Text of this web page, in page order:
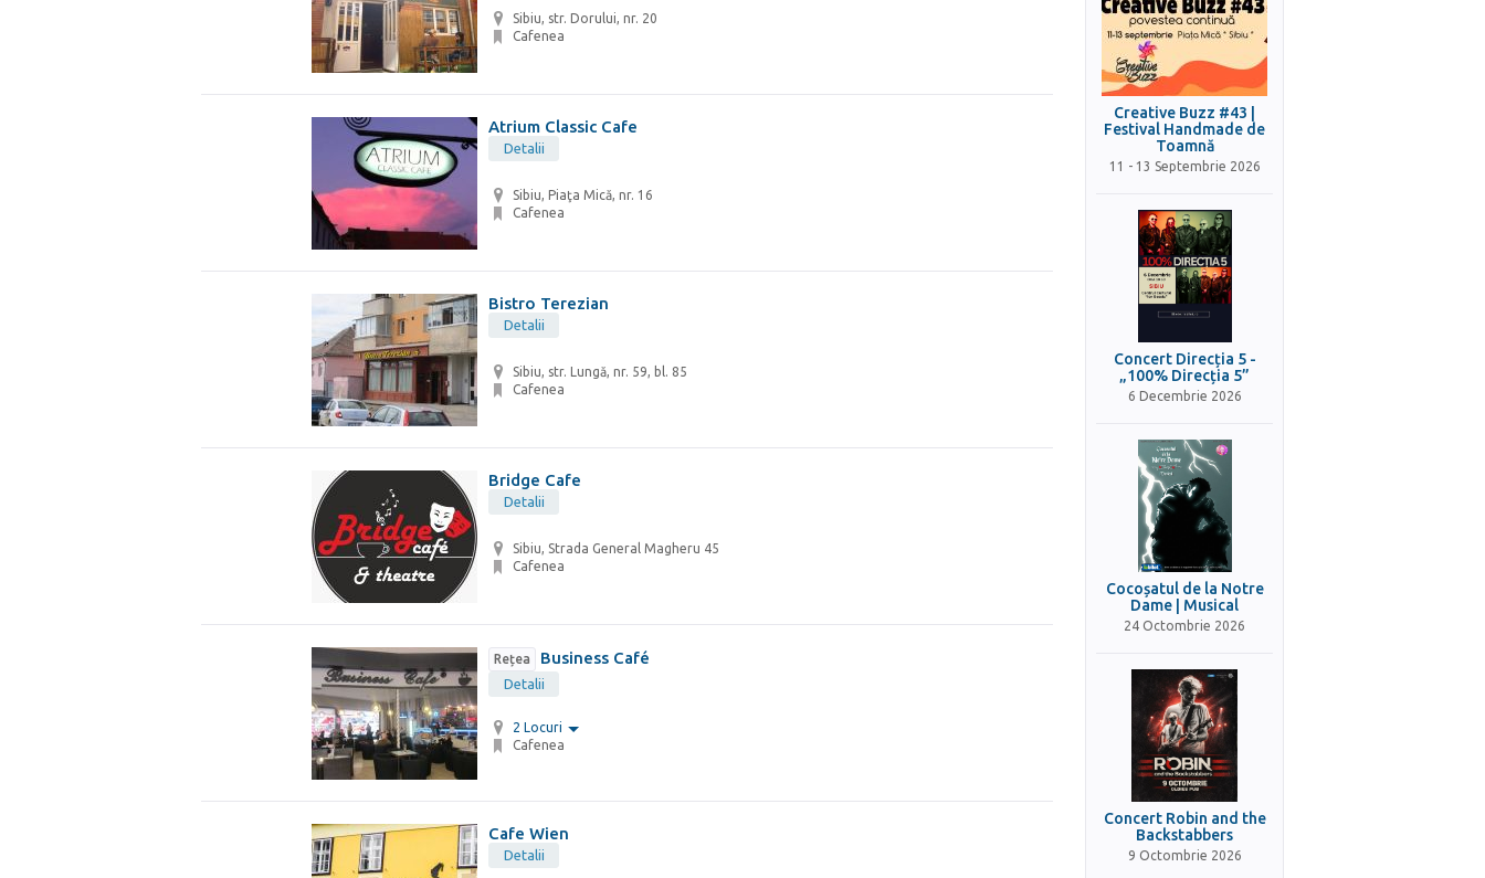
Sibiu, str. Dorului, nr. 20
Cafenea
Atrium Classic Cafe
Detalii
Sibiu, Piaţa Mică, nr. 16
Cafenea
Bistro Terezian
Detalii
Sibiu, str. Lungă, nr. 59, bl. 85
Cafenea
Bridge Cafe
Detalii
Sibiu, Strada General Magheru 45
Cafenea
Rețea Business Café
Detalii
2 Locuri
Cafenea
Cafe Wien
Detalii
Creative Buzz #43 |
Festival Handmade de
Toamnă
11 - 13 Septembrie 2026
Concert Direcția 5 -
„100% Direcția 5”
6 Decembrie 2026
Cocoșatul de la Notre
Dame | Musical
24 Octombrie 2026
Concert Robin and the
Backstabbers
9 Octombrie 2026